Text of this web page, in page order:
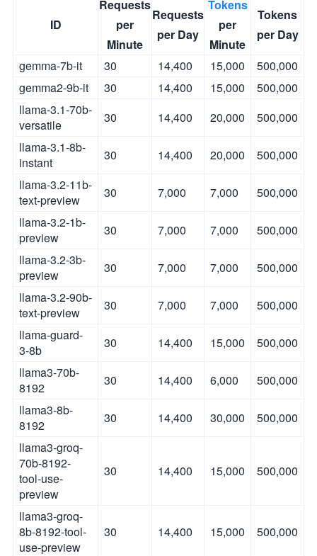
ID
Requests
per
Minute
Requests
per Day
Tokens
per
Minute
Tokens
per Day
gemma-7b-it
30 14,400 15,000
500,000
gemma2-9b-it
30 14,400 15,000
500,000
llama-3.1-70b-
versatile
30 14,400 20,000
500,000
llama-3.1-8b-
instant
30 14,400 20,000
500,000
llama-3.2-11b-
text-preview
30 7,000 7,000
500,000
llama-3.2-1b-
preview
30 7,000 7,000
500,000
llama-3.2-3b-
preview
30 7,000 7,000
500,000
llama-3.2-90b-
text-preview
30 7,000 7,000
500,000
llama-guard-
3-8b
30 14,400 15,000
500,000
llama3-70b-
8192
30 14,400 6,000
500,000
llama3-8b-
8192
30 14,400 30,000
500,000
llama3-groq-
70b-8192-
tool-use-
preview
30 14,400 15,000 500,000
llama3-groq-
8b-8192-tool-
use-preview
30 14,400 15,000 500,000